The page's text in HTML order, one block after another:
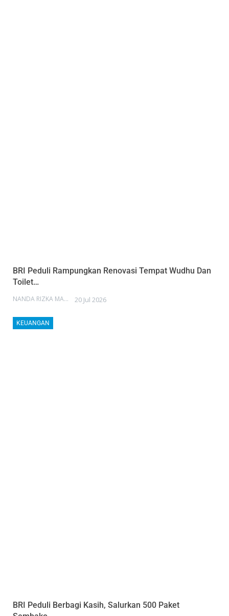
BRI Peduli Rampungkan Renovasi Tempat Wudhu Dan
Toilet…
NANDA RIZKA MAHENDRA 20 Jul 2026
KEUANGAN
BRI Peduli Berbagi Kasih, Salurkan 500 Paket